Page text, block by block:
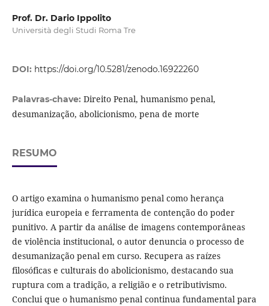
Prof. Dr. Dario Ippolito
Università degli Studi Roma Tre
DOI: https://doi.org/10.5281/zenodo.16922260
Palavras-chave: Direito Penal, humanismo penal,
desumanização, abolicionismo, pena de morte
RESUMO
O artigo examina o humanismo penal como herança
jurídica europeia e ferramenta de contenção do poder
punitivo. A partir da análise de imagens contemporâneas
de violência institucional, o autor denuncia o processo de
desumanização penal em curso. Recupera as raízes
filosóficas e culturais do abolicionismo, destacando sua
ruptura com a tradição, a religião e o retributivismo.
Conclui que o humanismo penal continua fundamental para